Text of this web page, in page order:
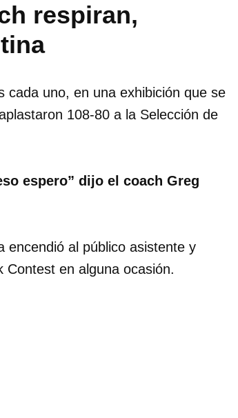
respiran,
cada uno, en una exhibición que se
108-80 a la Selección de
espero” dijo el coach Greg
encendió al público asistente y
Contest en alguna ocasión.